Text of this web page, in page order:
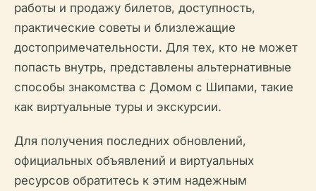
работы и продажу билетов, доступность,
практические советы и близлежащие
достопримечательности. Для тех, кто не может
попасть внутрь, представлены альтернативные
способы знакомства с Домом с Шипами, такие
как виртуальные туры и экскурсии.
Для получения последних обновлений,
официальных объявлений и виртуальных
ресурсов обратитесь к этим надежным